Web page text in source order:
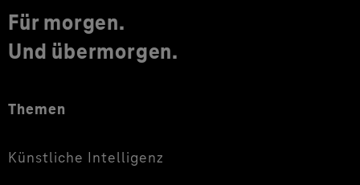
Für morgen.
Und übermorgen.
Themen
Künstliche Intelligenz